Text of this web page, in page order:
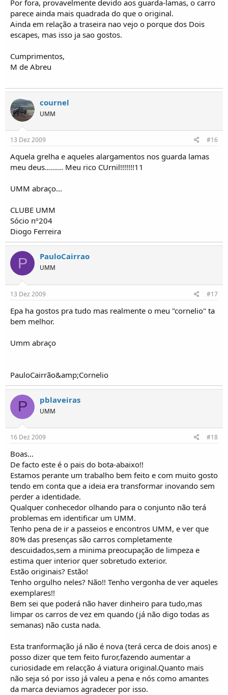
Por fora, provavelmente devido aos guarda-lamas, o carro
parece ainda mais quadrada do que o original.
Ainda em relação a traseira nao vejo o porque dos Dois
escapes, mas isso ja sao gostos.
Cumprimentos,
M de Abreu
cournel
UMM
13 Dez 2009 #16
Aquela grelha e aqueles alargamentos nos guarda lamas
meu deus......... Meu rico CUrnil!!!!!!!11
UMM abraço...
CLUBE UMM
Sócio nº204
Diogo Ferreira
P PauloCairrao
UMM
13 Dez 2009 #17
Epa ha gostos pra tudo mas realmente o meu "cornelio" ta
bem melhor.
Umm abraço
PauloCairrão&amp;Cornelio
P pblaveiras
UMM
16 Dez 2009 #18
Boas...
De facto este é o pais do bota-abaixo!!
Estamos perante um trabalho bem feito e com muito gosto
tendo em conta que a ideia era transformar inovando sem
perder a identidade.
Qualquer conhecedor olhando para o conjunto não terá
problemas em identificar um UMM.
Tenho pena de ir a passeios e encontros UMM, e ver que
80% das presenças são carros completamente
descuidados,sem a minima preocupação de limpeza e
estima quer interior quer sobretudo exterior.
Estão originais? Estão!
Tenho orgulho neles? Não!! Tenho vergonha de ver aqueles
exemplares!!
Bem sei que poderá não haver dinheiro para tudo,mas
limpar os carros de vez em quando (já não digo todas as
semanas) não custa nada.
Esta tranformação já não é nova (terá cerca de dois anos) e
posso dizer que tem feito furor,fazendo aumentar a
curiosidade em relacção á viatura original.Quanto mais
não seja só por isso já valeu a pena e nós como amantes
da marca deviamos agradecer por isso.